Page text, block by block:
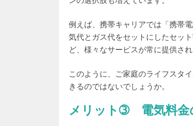
例えば、携帯キャリアでは「携帯
気代とガス代をセットにしたセッ
ど、様々なサービスが常に提供され
このように、ご家庭のライフスタ
きるのではないでしょうか。
メリット➂ 電気料金